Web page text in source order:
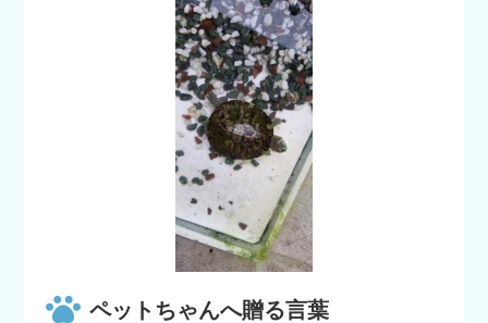
ペットちゃんへ贈る言葉